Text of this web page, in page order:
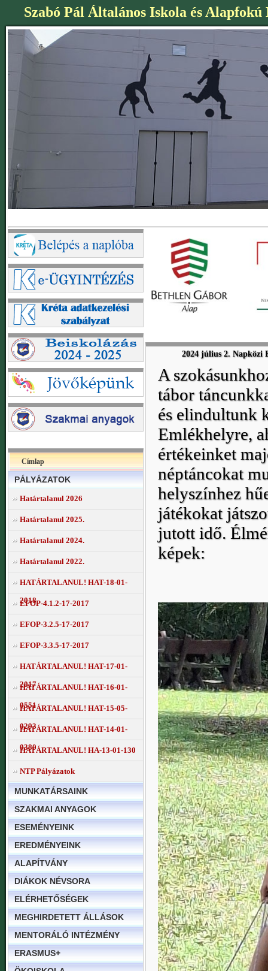
Szabó Pál Általános Iskola és
Címlap
PÁLYÁZATOK
Határtalanul 2026
Határtalanul 2025.
Határtalanul 2024.
Határtalanul 2022.
HATÁRTALANUL! HAT-18-01-
2018
EFOP-4.1.2-17-2017
EFOP-3.2.5-17-2017
EFOP-3.3.5-17-2017
HATÁRTALANUL! HAT-17-01-
2017
HATÁRTALANUL! HAT-16-01-
0551
HATÁRTALANUL! HAT-15-05-
0293
HATÁRTALANUL! HAT-14-01-
0380
HATÁRTALANUL! HA-13-01-130
NTP Pályázatok
MUNKATÁRSAINK
SZAKMAI ANYAGOK
ESEMÉNYEINK
EREDMÉNYEINK
ALAPÍTVÁNY
DIÁKOK NÉVSORA
ELÉRHETŐSÉGEK
MEGHIRDETETT ÁLLÁSOK
MENTORÁLÓ INTÉZMÉNY
ERASMUS+
2024 július 2. Napközi
A
tábor
és elindultunk
Emlékhelyre,
értékeinket
néptáncokat
helyszínhez
játékokat
jutott idő.
képek: